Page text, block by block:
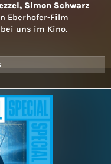
Simon Schwarz
Eberhofer-Film
uns im Kino.